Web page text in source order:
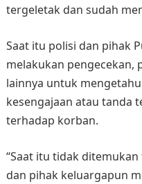
tergeletak dan sudah
Saat itu polisi dan pihak
melakukan pengecekan,
lainnya untuk
kesengajaan atau tanda
terhadap korban.
“Saat itu tidak
dan pihak keluargapun